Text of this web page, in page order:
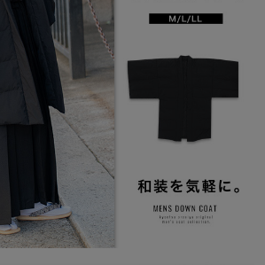
モニターの設定により若干の誤差が生じる事が
て色味が多少異なる事があります。
水」仕様のため、強い雨や長時間の水濡れに
め、サイズ表より±2cmほどの誤差が生じる場合
お届け時は中のダウンが少し潰れて見えること
時間をおくと本来のボリューム感 に戻りま
について]
交換を承っております。(当店送料負担)
ご確認ください。